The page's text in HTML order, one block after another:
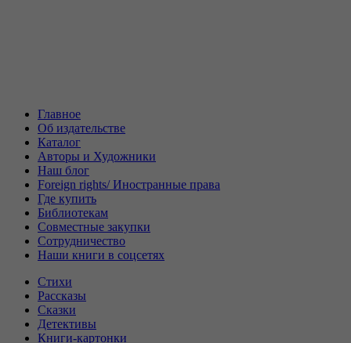
Главное
Об издательстве
Каталог
Авторы и Художники
Наш блог
Foreign rights/ Иностранные права
Где купить
Библиотекам
Совместные закупки
Сотрудничество
Наши книги в соцсетях
Стихи
Рассказы
Сказки
Детективы
Книги-картонки